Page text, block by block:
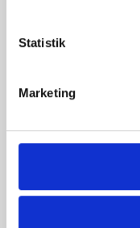
Statistik
Marketing
8700 Horsens
Tlf: +45 77 34 11 00
CVR: DK 27 63 11 42